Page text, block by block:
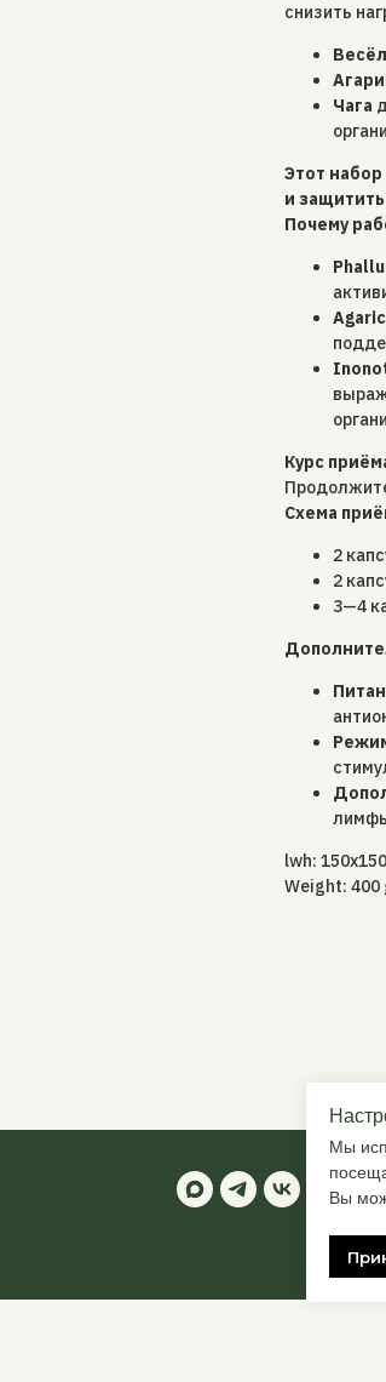
снизить
Чага
Этот
и
Почему
Курс
Схема
2
2
3—4
lwh:
Weight: 400
Мы
Вы